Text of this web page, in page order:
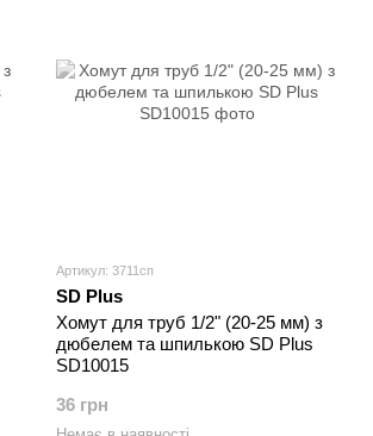
Артикул: 3711сп
SD Plus
Хомут для труб 1/2" (20-25 мм) з
дюбелем та шпилькою SD Plus
SD10015
36 грн